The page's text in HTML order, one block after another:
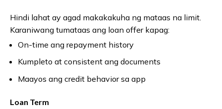
Hindi lahat ay agad makakakuha ng mataas na limit.
Karaniwang tumataas ang loan offer kapag:
On-time ang repayment history
Kumpleto at consistent ang documents
Maayos ang credit behavior sa app
Loan Term